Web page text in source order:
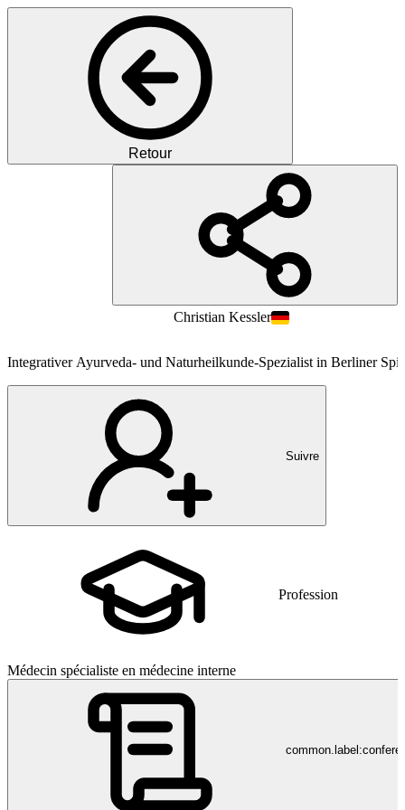
Retour
PK
Christian Kessler
Integrativer Ayurveda- und Naturheilkunde-Spezialist in Berliner
Suivre
Profession
Médecin spécialiste en médecine interne